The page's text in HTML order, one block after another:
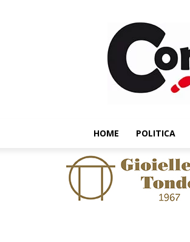
HOME POLITICA